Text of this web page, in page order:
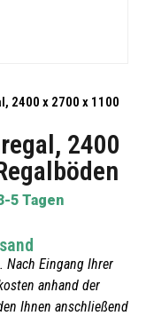
2400 x 2700 x 1100
2400
5 Tagen
Eingang Ihrer
anhand der
Ihnen anschließend